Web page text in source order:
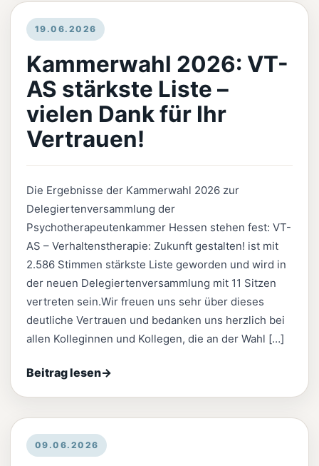
19.06.2026
Kammerwahl 2026: VT-
AS stärkste Liste –
vielen Dank für Ihr
Vertrauen!
Die Ergebnisse der Kammerwahl 2026 zur
Delegiertenversammlung der
Psychotherapeutenkammer Hessen stehen fest: VT-
AS – Verhaltenstherapie: Zukunft gestalten! ist mit
2.586 Stimmen stärkste Liste geworden und wird in
der neuen Delegiertenversammlung mit 11 Sitzen
vertreten sein.Wir freuen uns sehr über dieses
deutliche Vertrauen und bedanken uns herzlich bei
allen Kolleginnen und Kollegen, die an der Wahl […]
Beitrag lesen→
09.06.2026